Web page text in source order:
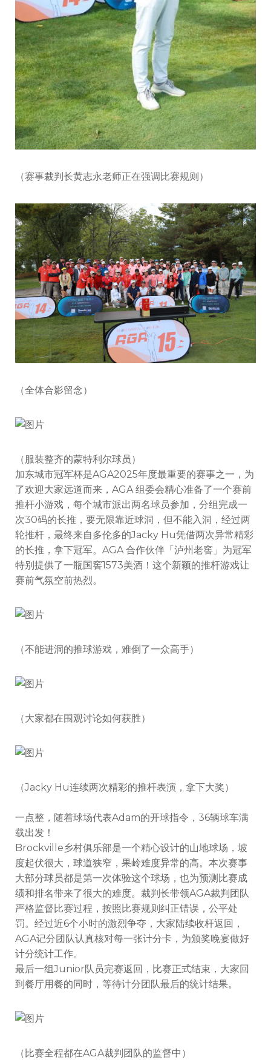
（赛事裁判长黄志永老师正在强调比赛规则）
（全体合影留念）
（服装整齐的蒙特利尔球员）
加东城市冠军杯是AGA2025年度最重要的赛事之一，为
了欢迎大家远道而来，AGA 组委会精心准备了一个赛前
推杆小游戏，每个城市派出两名球员参加，分组完成一
次30码的长推，要无限靠近球洞，但不能入洞，经过两
轮推杆，最终来自多伦多的Jacky Hu凭借两次异常精彩
的长推，拿下冠军。AGA 合作伙伴「泸州老窖」为冠军
特别提供了一瓶国窖1573美酒！这个新颖的推杆游戏让
赛前气氛空前热烈。
（不能进洞的推球游戏，难倒了一众高手）
（大家都在围观讨论如何获胜）
（Jacky Hu连续两次精彩的推杆表演，拿下大奖）
一点整，随着球场代表Adam的开球指令，36辆球车满
载出发！
Brockville乡村俱乐部是一个精心设计的山地球场，坡
度起伏很大，球道狭窄，果岭难度异常的高。本次赛事
大部分球员都是第一次体验这个球场，也为预测比赛成
绩和排名带来了很大的难度。裁判长带领AGA裁判团队
严格监督比赛过程，按照比赛规则纠正错误，公平处
罚。经过近6个小时的激烈争夺，大家陆续收杆返回，
AGA记分团队认真核对每一张计分卡，为颁奖晚宴做好
计分统计工作。
最后一组Junior队员完赛返回，比赛正式结束，大家回
到餐厅用餐的同时，等待计分团队最后的统计结果。
（比赛全程都在AGA裁判团队的监督中）